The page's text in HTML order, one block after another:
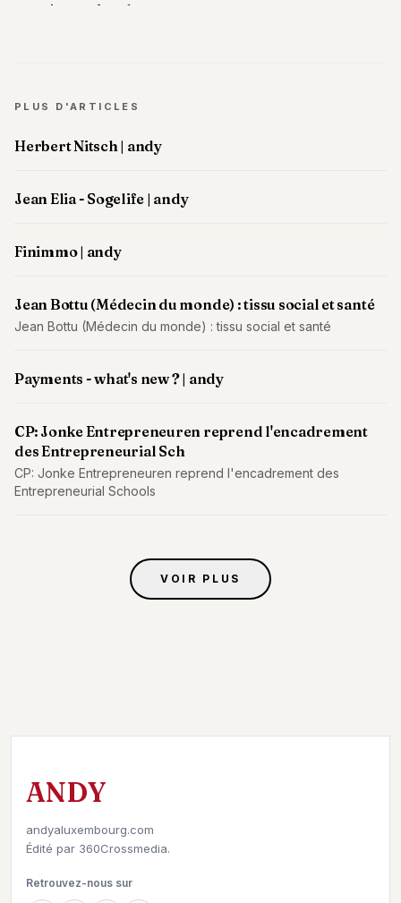
VIVRE
IMMOBILIER
EQUITY
ENTREPRISES
CONTACT
S'ABONNER
FR
représentation de
PLUS D'ARTICLES
Herbert Nitsch | andy
Jean Elia - Sogelife | andy
Finimmo | andy
Jean Bottu (Médecin du monde) : tissu social et santé
Jean Bottu (Médecin du monde) : tissu social et santé
Payments - what's new ? | andy
CP: Jonke Entrepreneuren reprend l'encadrement
des Entrepreneurial Sch
CP: Jonke Entrepreneuren reprend l'encadrement des
Entrepreneurial Schools
VOIR PLUS
ANDY
andyaluxembourg.com
Édité par 360Crossmedia.
Retrouvez-nous sur